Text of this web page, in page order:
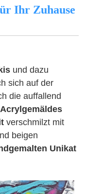
Ihr Zuhause
und dazu
sich auf der
die auffallend
verschmilzt mit
beigen
Unikat